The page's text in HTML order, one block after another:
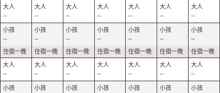
--
--
--
--
--
--
--
--
--
--
--
--
--
--
--
--
--
--
--
--
--